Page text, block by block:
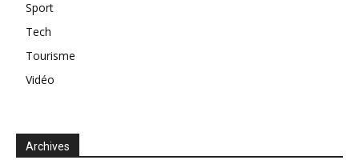
Sport
Tech
Tourisme
Vidéo
Archives